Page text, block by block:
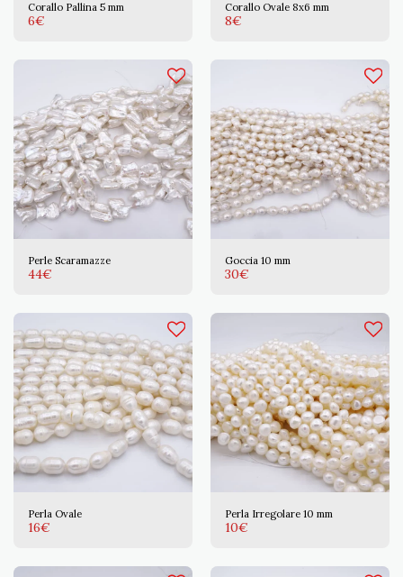
Corallo Pallina 5 mm
6€
Corallo Ovale 8x6 mm
8€
Perle Scaramazze
44€
Goccia 10 mm
30€
Perla Ovale
16€
Perla Irregolare 10 mm
10€